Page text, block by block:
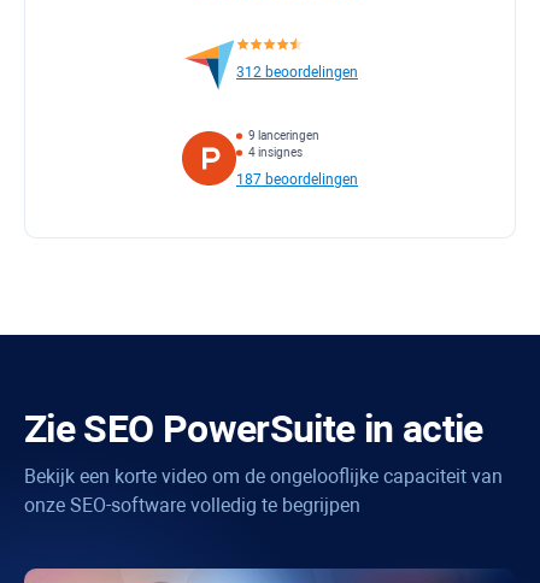
312 beoordelingen
9 lanceringen
4 insignes
187 beoordelingen
ZieSEO PowerSuitein actie
Bekijk een korte video om de ongelooflijke capaciteit van
onze SEO-software volledig te begrijpen